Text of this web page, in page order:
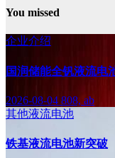
You missed
企业介绍
国润储能全钒液流电
2026-08-04 808, ab
其他液流电池
铁基液流电池新突破